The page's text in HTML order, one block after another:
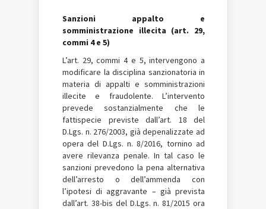
Sanzioni appalto e
somministrazione illecita (art. 29,
commi 4 e 5)
L’art. 29, commi 4 e 5, intervengono a
modificare la disciplina sanzionatoria in
materia di appalti e somministrazioni
illecite e fraudolente. L’intervento
prevede sostanzialmente che le
fattispecie previste dall’art. 18 del
D.Lgs. n. 276/2003, già depenalizzate ad
opera del D.Lgs. n. 8/2016, tornino ad
avere rilevanza penale. In tal caso le
sanzioni prevedono la pena alternativa
dell’arresto o dell’ammenda con
l’ipotesi di aggravante – già prevista
dall’art. 38-bis del D.Lgs. n. 81/2015 ora